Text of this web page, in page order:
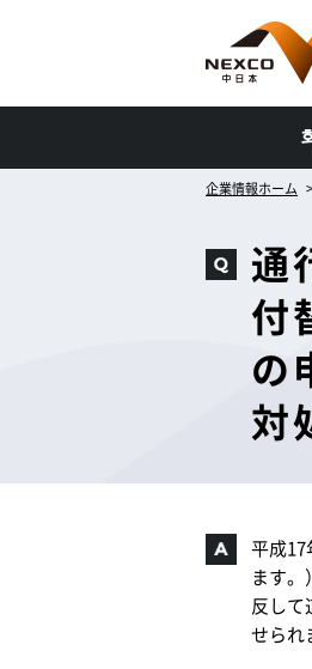
企業情報ホーム
通
付
の
対
平成17
ます
反して
せられ